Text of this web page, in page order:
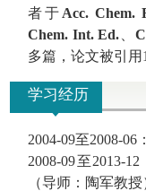
者于 Acc. Chem.
Chem. Int. Ed.
多篇，论文被引用
学习经历
2004-09至2008-06
2008-09至2013-12
（导师：陶军教授